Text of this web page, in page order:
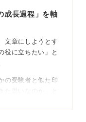
成長過程」を軸
文章にしようとす
役に立ちたい」と
の受験者と似た印
た思いなのか」と